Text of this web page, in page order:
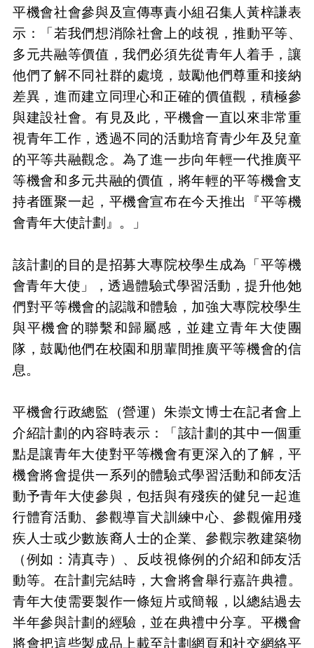
平機會社會參與及宣傳專責小組召集人黃梓謙表
示：「若我們想消除社會上的歧視，推動平等、
多元共融等價值，我們必須先從青年人着手，讓
他們了解不同社群的處境，鼓勵他們尊重和接納
差異，進而建立同理心和正確的價值觀，積極參
與建設社會。有見及此，平機會一直以來非常重
視青年工作，透過不同的活動培育青少年及兒童
的平等共融觀念。為了進一步向年輕一代推廣平
等機會和多元共融的價值，將年輕的平等機會支
持者匯聚一起，平機會宣布在今天推出『平等機
會青年大使計劃』。」
該計劃的目的是招募大專院校學生成為「平等機
會青年大使」，透過體驗式學習活動，提升他∕她
們對平等機會的認識和體驗，加強大專院校學生
與平機會的聯繫和歸屬感，並建立青年大使團
隊，鼓勵他們在校園和朋輩間推廣平等機會的信
息。
平機會行政總監（營運）朱崇文博士在記者會上
介紹計劃的內容時表示：「該計劃的其中一個重
點是讓青年大使對平等機會有更深入的了解，平
機會將會提供一系列的體驗式學習活動和師友活
動予青年大使參與，包括與有殘疾的健兒一起進
行體育活動、參觀導盲犬訓練中心、參觀僱用殘
疾人士或少數族裔人士的企業、參觀宗教建築物
（例如：清真寺）、反歧視條例的介紹和師友活
動等。在計劃完結時，大會將會舉行嘉許典禮。
青年大使需要製作一條短片或簡報，以總結過去
半年參與計劃的經驗，並在典禮中分享。平機會
將會把這些製成品上載至計劃網頁和社交網絡平